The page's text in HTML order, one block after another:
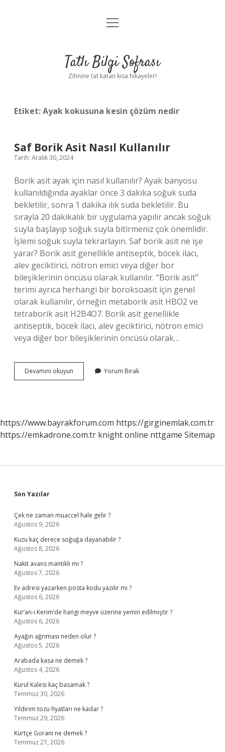
Anasayfa
Yasal Uyarı
menüyü
Tatlı Bilgi Sofrası
Zihnine tat katan kısa hikayeler!
Etiket:Ayak kokusuna kesin çözüm nedir
Saf Borik Asit Nasıl Kullanılır
Tarih: Aralık 30, 2024
Borik asit ayak için nasıl kullanılır? Ayak banyosu
kullanıldığında ayaklar önce 3 dakika soğuk suda
bekletilir, sonra 1 dakika ılık suda bekletilir. Bu
sırayla 20 dakikalık bir uygulama yapılır ancak soğuk
suyla başlayıp soğuk suyla bitirmeniz çok önemlidir.
İşlemi soğuk suyla tekrarlayın. Saf borik asit ne işe
yarar? Borik asit genellikle antiseptik, böcek ilacı,
alev geciktirici, nötron emici veya diğer bor
bileşiklerinin öncüsü olarak kullanılır. “Borik asit”
terimi ayrıca herhangi bir boroksoasit için genel
olarak kullanılır, örneğin metaborik asit HBO2 ve
tetraborik asit H2B4O7. Borik asit genellikle
antiseptik, böcek ilacı, alev geciktirici, nötron emici
veya diğer bor bileşiklerinin öncüsü olarak…
Devamını okuyun
Borik
Yorum Bırak
https://www.bayrakforum.com https://girginemlak.com.tr
https://emkadrone.com.tr knight online nttgame Sitemap
Sidebar
Son Yazılar
Çek ne zaman muaccel hale gelir ?
Ağustos 9, 2026
Kuzu kaç derece soğuğa dayanabilir ?
Ağustos 8, 2026
Nakit avans mantıklı mı ?
Ağustos 7, 2026
Ev adresi yazarken posta kodu yazılır mı ?
Ağustos 6, 2026
Kur’an-ı Kerim’de hangi meyve üzerine yemin edilmiştir ?
Ağustos 6, 2026
Ayağın ağrıması neden olur ?
Ağustos 5, 2026
Arabada kasa ne demek ?
Ağustos 4, 2026
Kurul Kalesi kaç basamak ?
Temmuz 30, 2026
Yıldırım tozu fiyatları ne kadar ?
Temmuz 29, 2026
Kürtçe Gorani ne demek ?
Temmuz 27, 2026